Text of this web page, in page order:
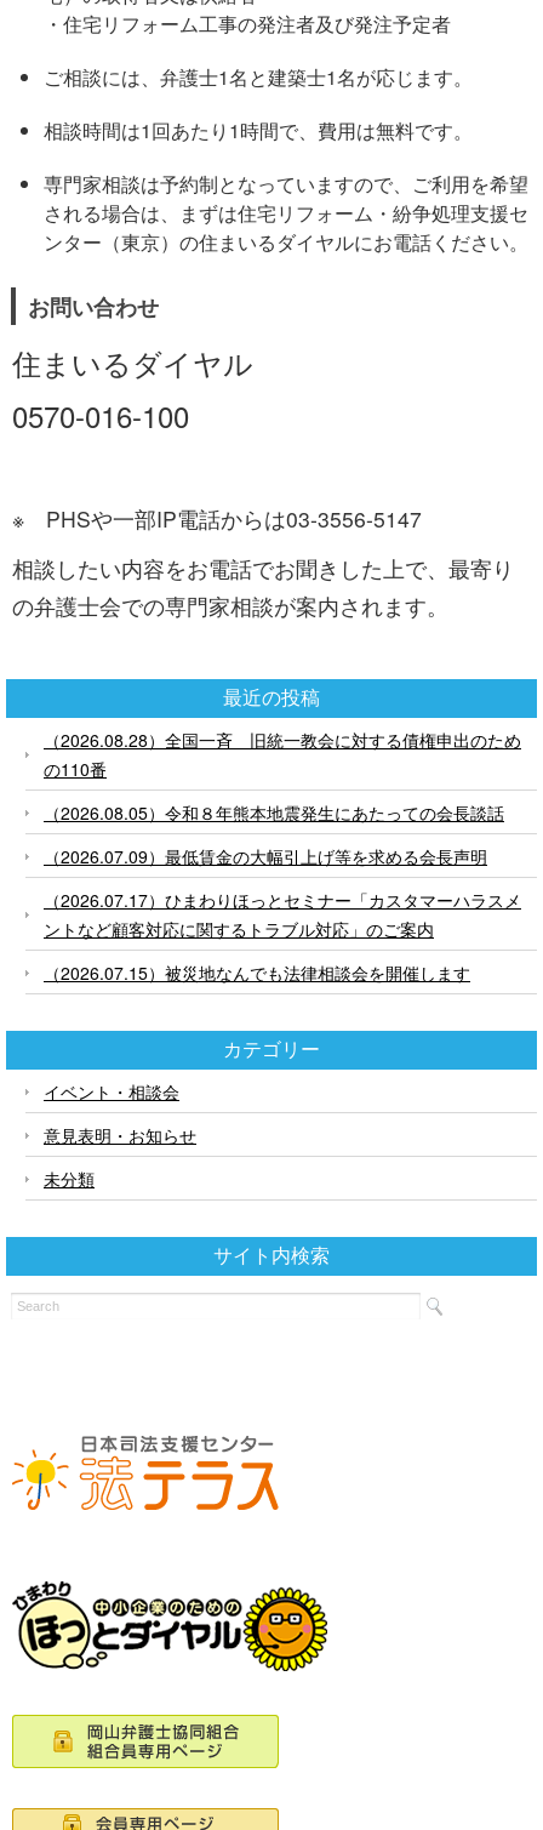
・住宅リフォーム工事の発注者及び発注予定者
ご相談には、弁護士1名と建築士1名が応じます。
相談時間は1回あたり1時間で、費用は無料です。
専門家相談は予約制となっていますので、ご利用を希望
される場合は、まずは住宅リフォーム・紛争処理支援セ
ンター（東京）の住まいるダイヤルにお電話ください。
お問い合わせ
住まいるダイヤル
0570-016-100
※ PHSや一部IP電話からは03-3556-5147
相談したい内容をお電話でお聞きした上で、最寄り
の弁護士会での専門家相談が案内されます。
最近の投稿
（2026.08.28）全国一斉 旧統一教会に対する債権申出のため
の110番
（2026.08.05）令和８年熊本地震発生にあたっての会長談話
（2026.07.09）最低賃金の大幅引上げ等を求める会長声明
（2026.07.17）ひまわりほっとセミナー「カスタマーハラスメ
ントなど顧客対応に関するトラブル対応」のご案内
（2026.07.15）被災地なんでも法律相談会を開催します
カテゴリー
イベント・相談会
意見表明・お知らせ
未分類
サイト内検索